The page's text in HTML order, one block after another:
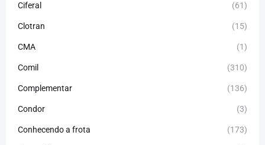
Ciferal (61)
Clotran (15)
CMA (1)
Comil (310)
Complementar (136)
Condor (3)
Conhecendo a frota (173)